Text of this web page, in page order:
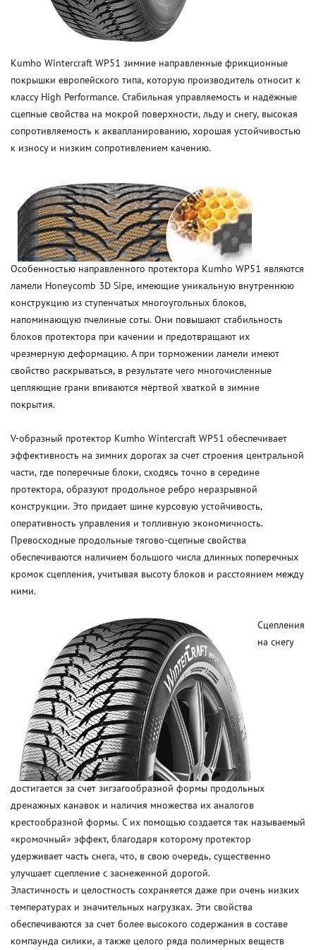
Kumho Wintercraft WP51 зимние направленные фрикционные
покрышки европейского типа, которую производитель относит к
классу High Performance. Стабильная управляемость и надёжные
сцепные свойства на мокрой поверхности, льду и снегу, высокая
сопротивляемость к аквапланированию, хорошая устойчивостью
к износу и низким сопротивлением качению.
Особенностью направленного протектора Kumho WP51 являются
ламели Honeycomb 3D Sipe, имеющие уникальную внутреннюю
конструкцию из ступенчатых многоугольных блоков,
напоминающую пчелиные соты. Они повышают стабильность
блоков протектора при качении и предотвращают их
чрезмерную деформацию. А при торможении ламели имеют
свойство раскрываться, в результате чего многочисленные
цепляющие грани впиваются мёртвой хваткой в зимние
покрытия.
V-образный протектор Kumho Wintercraft WP51 обеспечивает
эффективность на зимних дорогах за счет строения центральной
части, где поперечные блоки, сходясь точно в середине
протектора, образуют продольное ребро неразрывной
конструкции. Это придает шине курсовую устойчивость,
оперативность управления и топливную экономичность.
Превосходные продольные тягово-сцепные свойства
обеспечиваются наличием большого числа длинных поперечных
кромок сцепления, учитывая высоту блоков и расстоянием между
ними.
Сцепления
на снегу
достигается за счет зигзагообразной формы продольных
дренажных канавок и наличия множества их аналогов
крестообразной формы. С их помощью создается так называемый
«кромочный» эффект, благодаря которому протектор
удерживает часть снега, что, в свою очередь, существенно
улучшает сцепление с заснеженной дорогой.
Эластичность и целостность сохраняется даже при очень низких
температурах и значительных нагрузках. Эти свойства
обеспечиваются за счет более высокого содержания в составе
компаунда силики, а также целого ряда полимерных веществ